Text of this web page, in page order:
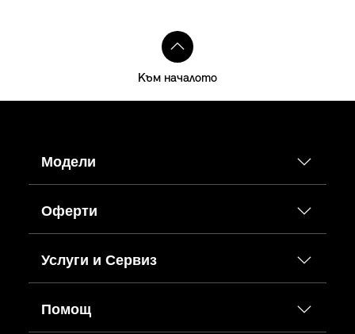
Към началото
Модели
Оферти
Услуги и Сервиз
Помощ